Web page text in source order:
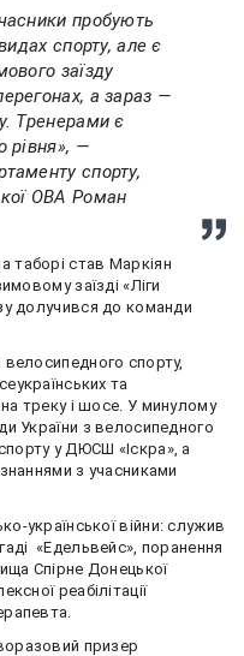
пробують
спорту, але є
заїзду
а зараз —
Тренерами є
рівня», —
спорту,
ОВА Роман
таборі став Маркіян
заїзді «Ліги
долучився до команди
спорту,
та
треку і шосе. У минулому
України з велосипедного
у ДЮСШ «Іскра», а
з учасниками
української війни: служив
«Едельвейс», поранення
Спірне Донецької
реабілітації
призер